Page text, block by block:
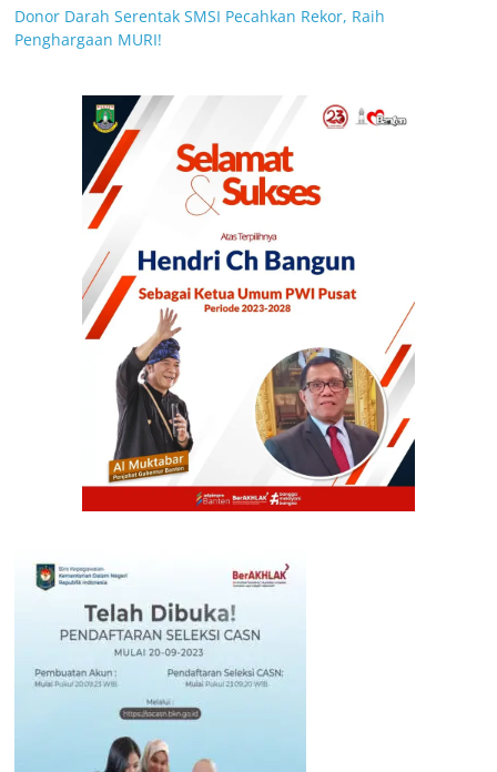
Donor Darah Serentak SMSI Pecahkan Rekor, Raih
Penghargaan MURI!